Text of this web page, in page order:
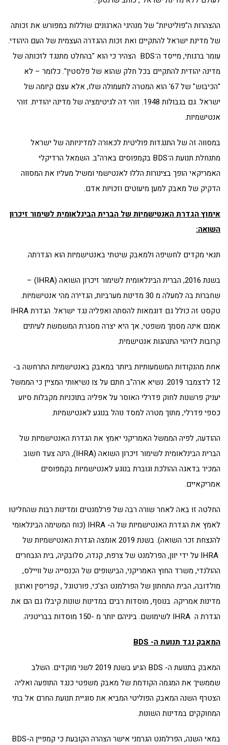
ההצהרות ה"פוליטיות" של מנהיגי הארגונים שוללות במפורש את זכותה
של מדינת ישראל להתקיים ואת זכות ההגדרה העצמית של העם היהודי.
עומר ברגותי, מייסד ה־BDS הצהיר כי הוא "בהחלט מתנגד לזכותה של
מדינה יהודית להתקיים בכל חלק שהוא של פלסטין". כלומר – לא
"הכיבוש" של 67' הוא המטרה לתעמולה שלו, אלא עצם קיומה של
ישראל. גם בגבולות 1948. זוהי דה לגיטימציה של מדינה יהודית. זוהי
אנטישמיות.
במסווה זה של התנגדות פוליטית לכאורה למדיניותה של ישראל
מתנחלת תנועת ה־BDS בקמפוסים בארה"ב. השמאל הרדיקלי
האמריקאי הופך בצינורות הללו לאנטישמי ומשיל מעליו את המסווה
הדקיק של מאבק למען מיעוטים וזכויות אדם.
אימוץ הגדרת האנטישמיות של הברית הבינלאומית לשימור זיכרון
השואה:
תנאי מקדים לחשיפה ולמאבק שיטתי באנטישמיות הוא הגדרתה.
בשנת 2016, הברית הבינלאומית לשימור זיכרון השואה (IHRA) –
שחברות בה למעלה מ 30 מדינות מערביות, הגדירה מהי אנטישמיות.
אמנם אינה מסמך משפטי, אך היא יצרה מסגרת המשמשת לעיתים
קרובות לזיהוי התנהגות אנטישמית.
אחת מהנקודות המשמעותיות ביותר במאבק באנטישמיות התרחשה ב-
12 לדצמבר 2019. נשיא ארה"ב חתם על צו נשיאותי המציין כי הממשל
יעניק פרשנות לחוק פדרלי האוסר על אפליה בתוכניות מקבלות סיוע
כספי פדרלי, מתוך מטרה למסד נוהל בנוגע לאנטישמיות.
ההודעה, לפיה הממשל האמריקני יאמץ את הגדרת האנטישמיות של
הברית הבינלאומית לשימור זיכרון השואה (IHRA), הינה צעד חשוב
המכיר בדאגה ההולכת וגוברת בנוגע לאנטישמיות בקמפוסים
אמריקאיים.
החלטה זו באה לאחר שורה רבה של פרלמנטים ומדינות רבות שהחליטו
לאמץ את הגדרת האנטישמיות של ה- IHRA (כוח המשימה הבינלאומי
להנצחת זכר השואה). בשנת 2019 אומצה הגדרת האנטישמיות של
IHRA על ידי יוון, הפרלמנט של צרפת, קנדה, סלובקיה, בית הנבחרים
ההולנדי, משרד החוץ האמריקני, הבישופים של הכנסייה של וויילס,
מולדובה, הבית התחתון של הפרלמנט הצ'כי, פורטוגל , קפריסין וארגון
מדינות אמריקה. בנוסף, מוסדות רבים במדינות שונות קיבלו גם הם את
הגדרת ה IHRA לשימושם. ביניהם יותר מ -150 מוסדות בבריטניה.
המאבק נגד תנועת ה-
המאבק בתנועת ה- BDS הגיע בשנת 2019 לשני מוקדים. השלב
שממשיך את המגמה הקודמת של מאבק משפטי כנגד התופעה ואליה
הצטרף השנה המאבק הפוליטי המביא את סוגיית תנועת החרם אל בתי
המחוקקים במדינות השונות.
במאי השנה, הפרלמנט הגרמני אישר הצהרה הקובעת כי קמפיין ה-BDS